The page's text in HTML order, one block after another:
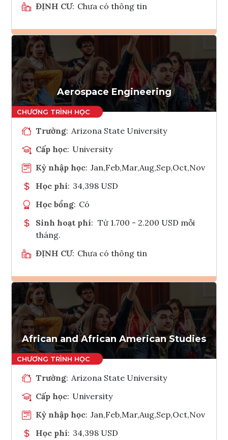
ĐỊNH CƯ: Chưa có thông tin
Ghi danh
Tham vấn Interlink
Aerospace Engineering
Trường: Arizona State University
Cấp học: University
Kỳ nhập học: Jan,Feb,Mar,Aug,Sep,Oct,Nov
Học phí: 34,398 USD
Học bổng: Có
Sinh hoạt phí: Từ 1.700 - 2.200 USD mỗi
tháng.
ĐỊNH CƯ: Chưa có thông tin
Ghi danh
Tham vấn Interlink
African and African American Studies
Trường: Arizona State University
Cấp học: University
Kỳ nhập học: Jan,Feb,Mar,Aug,Sep,Oct,Nov
Học phí: 34,398 USD